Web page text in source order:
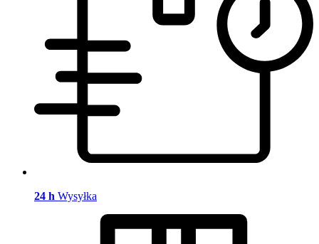
24 h Wysyłka